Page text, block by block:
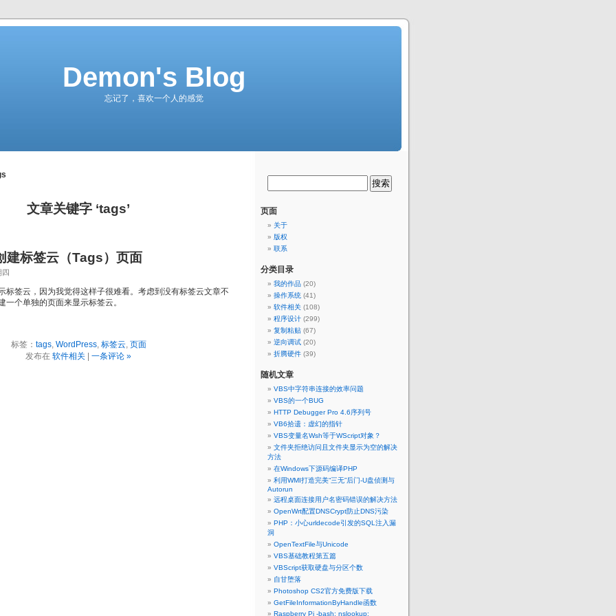
Demon's Blog
忘记了，喜欢一个人的感觉
文章关键字 ‘tags’
标签云（Tags）页面
四
标签云，因为我觉得这样子很难看。考虑到没有标签云文章不
一个单独的页面来显示标签云。
标签： tags, WordPress, 标签云, 页面
发布在 软件相关 一条评论 »
页面
关于
版权
联系
分类目录
我的作品 (20)
操作系统 (41)
软件相关 (108)
程序设计 (299)
复制粘贴 (67)
逆向调试 (20)
折腾硬件 (39)
随机文章
VBS中字符串连接的效率问题
VBS的一个BUG
HTTP Debugger Pro 4.6序列号
VB6拾遗：虚幻的指针
VBS变量名Wsh等于WScript对象？
文件夹拒绝访问且文件夹显示为空的解决
方法
在Windows下源码编译PHP
利用WMI打造完美“三无”后门-U盘侦测与
Autorun
远程桌面连接用户名密码错误的解决方法
OpenWrt配置DNSCrypt防止DNS污染
PHP：小心urldecode引发的SQL注入漏
洞
OpenTextFile与Unicode
VBS基础教程第五篇
VBScript获取硬盘与分区个数
自甘堕落
Photoshop CS2官方免费版下载
GetFileInformationByHandle函数
Raspberry Pi -bash: nslookup: